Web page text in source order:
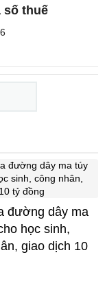
số thuế
đường dây ma
học sinh,
giao dịch 10